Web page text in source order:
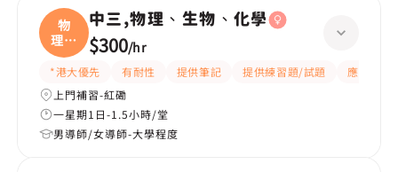
物
理、
生物
中三,物理、生物、化學
$300/hr
*港大優先 有耐性 提供筆記 提供練習題/試題
應試策略
上門補習-紅磡
一星期1日-1.5小時/堂
男導師/女導師-大學程度